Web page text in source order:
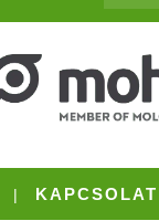
KAPCSOLAT